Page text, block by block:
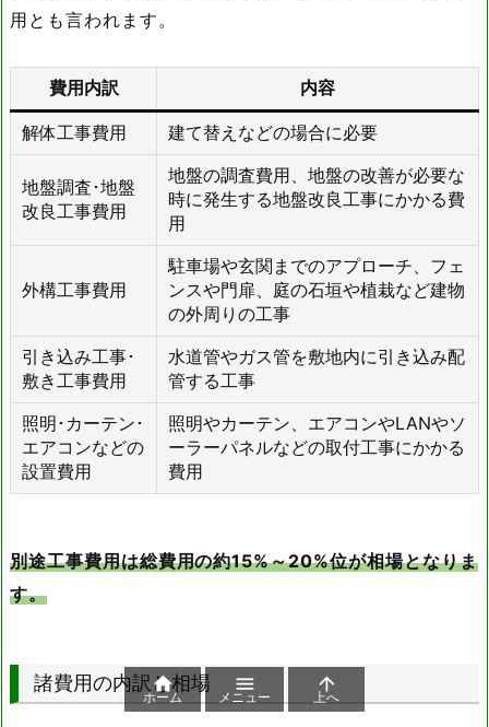
用とも言われます。
費用内訳 内容
解体工事費用 建て替えなどの場合に必要
地盤調査･地盤
改良工事費用
地盤の調査費用、地盤の改善が必要な
時に発生する地盤改良工事にかかる費
用
外構工事費用
駐車場や玄関までのアプローチ、フェ
ンスや門扉、庭の石垣や植栽など建物
の外周りの工事
引き込み工事･
敷き工事費用
水道管やガス管を敷地内に引き込み配
管する工事
照明･カーテン･
エアコンなどの
設置費用
照明やカーテン、エアコンやLANやソ
ーラーパネルなどの取付工事にかかる
費用
別途工事費用は総費用の約15%～20%位が相場となりま
す。
諸費用の内訳と相場

ホーム

メニュー

上へ